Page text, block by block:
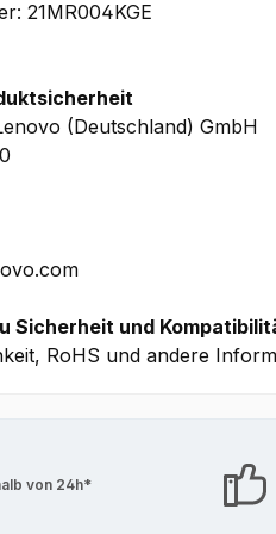
21MR004KGE
(Deutschland) GmbH
Sicherheit und
RoHS und andere
von 24h*